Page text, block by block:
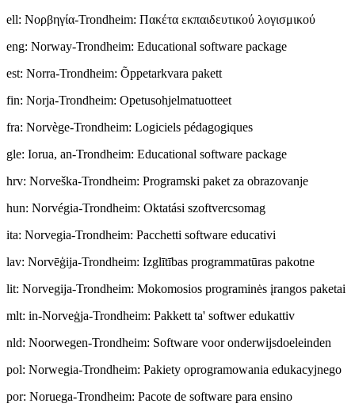
ell: Νορβηγία-Trondheim: Πακέτα εκπαιδευτικού λογισμικού
eng: Norway-Trondheim: Educational software package
est: Norra-Trondheim: Õppetarkvara pakett
fin: Norja-Trondheim: Opetusohjelmatuotteet
fra: Norvège-Trondheim: Logiciels pédagogiques
gle: Iorua, an-Trondheim: Educational software package
hrv: Norveška-Trondheim: Programski paket za obrazovanje
hun: Norvégia-Trondheim: Oktatási szoftvercsomag
ita: Norvegia-Trondheim: Pacchetti software educativi
lav: Norvēģija-Trondheim: Izglītības programmatūras pakotne
lit: Norvegija-Trondheim: Mokomosios programinės įrangos paketai
mlt: in-Norveġja-Trondheim: Pakkett ta' softwer edukattiv
nld: Noorwegen-Trondheim: Software voor onderwijsdoeleinden
pol: Norwegia-Trondheim: Pakiety oprogramowania edukacyjnego
por: Noruega-Trondheim: Pacote de software para ensino